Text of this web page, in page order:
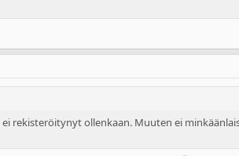
rekisteröitynyt ollenkaan. Muuten ei